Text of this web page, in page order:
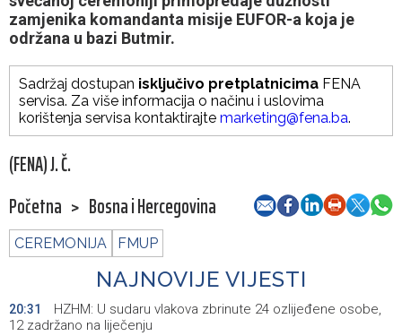
zamjenika komandanta misije EUFOR-a koja je
održana u bazi Butmir.
Sadržaj dostupan isključivo pretplatnicima FENA
servisa. Za više informacija o načinu i uslovima
korištenja servisa kontaktirajte marketing@fena.ba.
(FENA) J. Č.
Početna > Bosna i Hercegovina
CEREMONIJA FMUP
NAJNOVIJE VIJESTI
20:31
HZHM: U sudaru vlakova zbrinute 24 ozlijeđene osobe,
12 zadržano na liječenju